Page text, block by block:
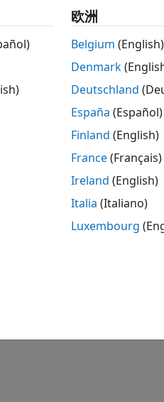
说明
joblocation =
会话有效，不一定对工
版本历史记录
在 R2012a 中推出
另请参阅
欧洲
Belgium (English)
Denmark
Deutschland
España (Español)
Finland (English)
France(Français)
Ireland (English)
Italia (Italiano)
Luxembourg